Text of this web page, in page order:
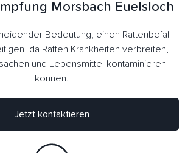
Morsbach Euelsloch
Bedeutung, einen Rattenbefall
da Ratten Krankheiten verbreiten,
und Lebensmittel kontaminieren
können.
Jetzt kontaktieren